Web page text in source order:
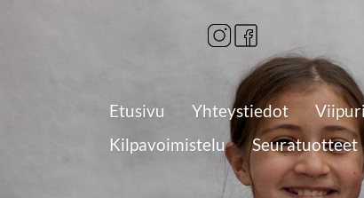
Etusivu Yhteystiedot
Kilpavoimistelu
Seuratuotteet